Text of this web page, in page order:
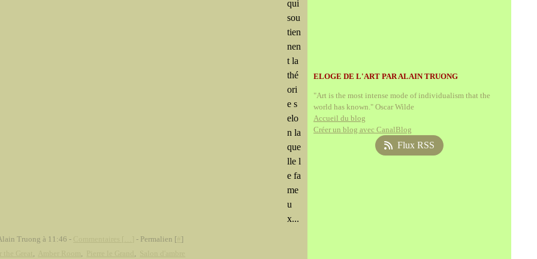
qui
sou
tien
nen
t la
thé
ori
e s
elo
n la
que
lle l
e fa
me
u
x...
Truong à 11:46 - - Permalien [ ]
, , ,
ELOGE DE L'ART PAR ALAIN TRUONG
"Art is the most intense mode of individualism that the
world has known." Oscar Wilde
Accueil du blog
Créer un blog avec CanalBlog
Flux RSS